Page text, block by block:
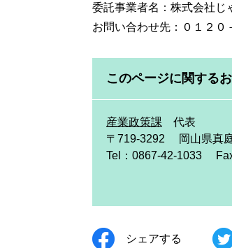
委託事業者名：株式会社じ
お問い合わせ先：０１２０
このページに関する
産業政策課
代表
〒719-3292
岡山県真
Tel：0867-42-1033
シェアする